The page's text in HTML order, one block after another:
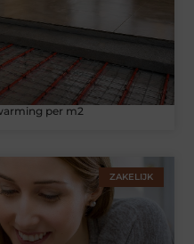
per m2
ZAKELIJK